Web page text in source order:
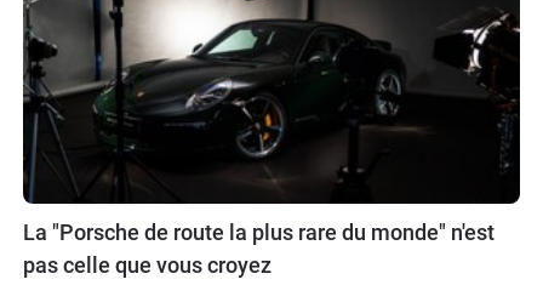
La "Porsche de route la plus rare du monde" n'est
pas celle que vous croyez